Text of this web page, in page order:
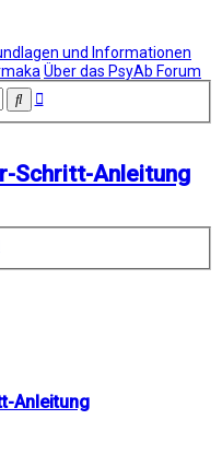
und Informationen
Über das PsyAb Forum
SucheErweiterte
Schritt-Anleitung
Anleitung